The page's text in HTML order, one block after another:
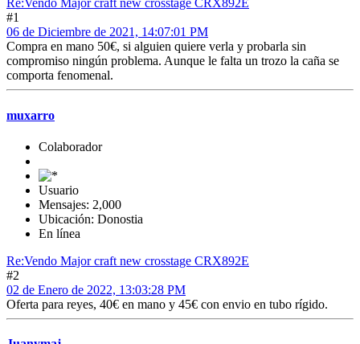
Re:Vendo Major craft new crosstage CRX892E
#1
06 de Diciembre de 2021, 14:07:01 PM
Compra en mano 50€, si alguien quiere verla y probarla sin
compromiso ningún problema. Aunque le falta un trozo la caña se
comporta fenomenal.
muxarro
Colaborador
Usuario
Mensajes: 2,000
Ubicación: Donostia
En línea
Re:Vendo Major craft new crosstage CRX892E
#2
02 de Enero de 2022, 13:03:28 PM
Oferta para reyes, 40€ en mano y 45€ con envio en tubo rígido.